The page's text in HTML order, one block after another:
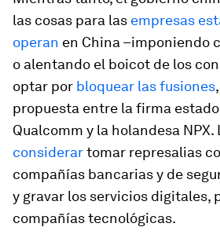
las cosas para las empresas
operan en China –imponiendo
o alentando el boicot de los
optar por bloquear las fusiones
propuesta entre la firma
Qualcomm y la holandesa NPX.
considerartomar represalias
compañías bancarias y de
y gravar los servicios digitales,
compañías tecnológicas.